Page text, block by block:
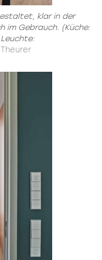
klar in der
im Gebrauch. (Küche: